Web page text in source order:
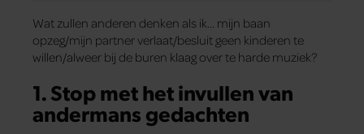
Wat zullen anderen denken als ik… mijn baan
opzeg/mijn partner verlaat/besluit geen kinderen te
willen/alweer bij de buren klaag over te harde muziek?
1. Stop met het invullen van
andermans gedachten